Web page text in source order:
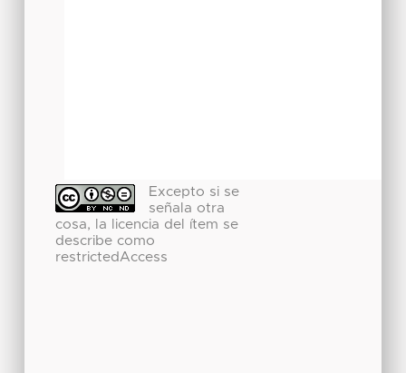
Excepto si se
señala otra
cosa, la licencia del ítem se
describe como
restrictedAccess